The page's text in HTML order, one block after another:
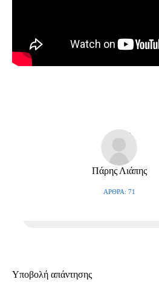
Πάρης Λιάπης
ΆΡΘΡΑ: 71
Υποβολή απάντησης